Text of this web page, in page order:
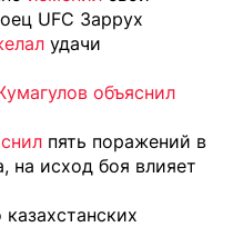
UFC Заррух
удачи
объяснил
пять поражений в
на исход боя влияет
казахстанских